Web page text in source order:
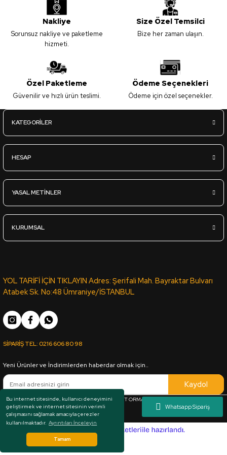
Bu internet sitesinde, kullanıcı deneyimini
geliştirmek ve internet sitesinin verimli
çalışmasını sağlamak amacıyla çerezler
kullanılmaktadır. Ayrıntıları İnceleyin
Tamam
Nakliye
Sorunsuz nakliye ve paketleme
hizmeti.
Size Özel Temsilci
Bize her zaman ulaşın.
Özel Paketleme
Güvenilir ve hızlı ürün teslimi.
Ödeme Seçenekleri
Ödeme için özel seçenekler.
KATEGORİLER
HESAP
YASAL METİNLER
KURUMSAL
YOL TARİFİ İÇİN TIKLAYIN Adres: Şerifali Mah. Bayraktar Bulvarı
Atabek Sk. No:48 Ümraniye/İSTANBUL
SİPARİŞ TEL:0216 606 80 98
Yeni Ürünler ve İndirimlerden haberdar olmak için..
Kaydol
Her hakkı saklıdır. Copyright © 1983 - 2025 ARKUT ORMAN ÜRÜNLERİ SAN. VE TİC. LTD.
e-